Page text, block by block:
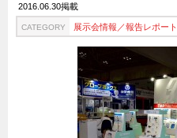
2016.06.30掲載
CATEGORY 展示会情報／報告レポート